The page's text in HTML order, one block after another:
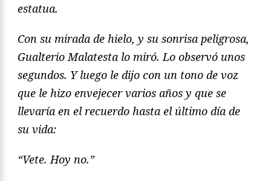
estatua.
Con su mirada de hielo, y su sonrisa peligrosa,
Gualterio Malatesta lo miró. Lo observó unos
segundos. Y luego le dijo con un tono de voz
que le hizo envejecer varios años y que se
llevaría en el recuerdo hasta el último día de
su vida:
“Vete. Hoy no.”